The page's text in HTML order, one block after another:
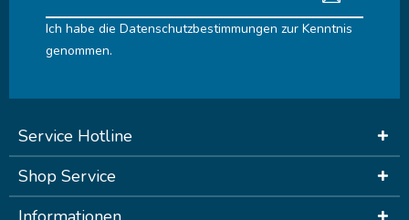
Ich habe die Datenschutzbestimmungen zur Kenntnis
genommen.
Service Hotline
Shop Service